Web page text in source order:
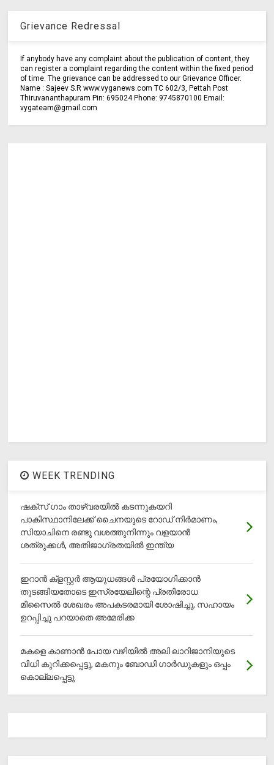
Grievance Redressal
If anybody have any complaint about the publication of content, they
can register a complaint regarding the content within the fixed period
of time. The grievance can be addressed to our Grievance Officer.
Name : Sajeev S.R www.vyganews.com TC 602/3, Pettah Post
Thiruvananthapuram Pin: 695024 Phone: 9745870100 Email:
vygateam@gmail.com
WEEK TRENDING
ഷക്സ് ​ഗാം താഴ്‌വരയിൽ കടന്നുകയറി
പാകിസ്ഥാനിലേക്ക് ചൈനയുടെ റോഡ് നിർമാണം,
സിയാചിനെ രണ്ടു വശത്തുനിന്നും വളയാൻ
ശത്രുക്കൾ, അതിജാ​ഗ്രതയിൽ ഇന്ത്യ
ഇറാന്‍ ക്‌ളസ്റ്റര്‍ ആയുധങ്ങള്‍ പ്രയോഗിക്കാന്‍
തുടങ്ങിയതോടെ ഇസ്രയേലിന്റെ പ്രതിരോധ
മിസൈല്‍ ശേഖരം അപകടരമായി ശോഷിച്ചു, സഹായം
ഉറപ്പിച്ചു പറയാതെ അമേരിക്ക
മകളെ കാണാന്‍ പോയ വഴിയില്‍ അലി ലാറിജാനിയുടെ
വിധി കുറിക്കപ്പെട്ടു, മകനും ബോഡി ഗാര്‍ഡുകളും ഒപ്പം
കൊല്ലപ്പെട്ടു